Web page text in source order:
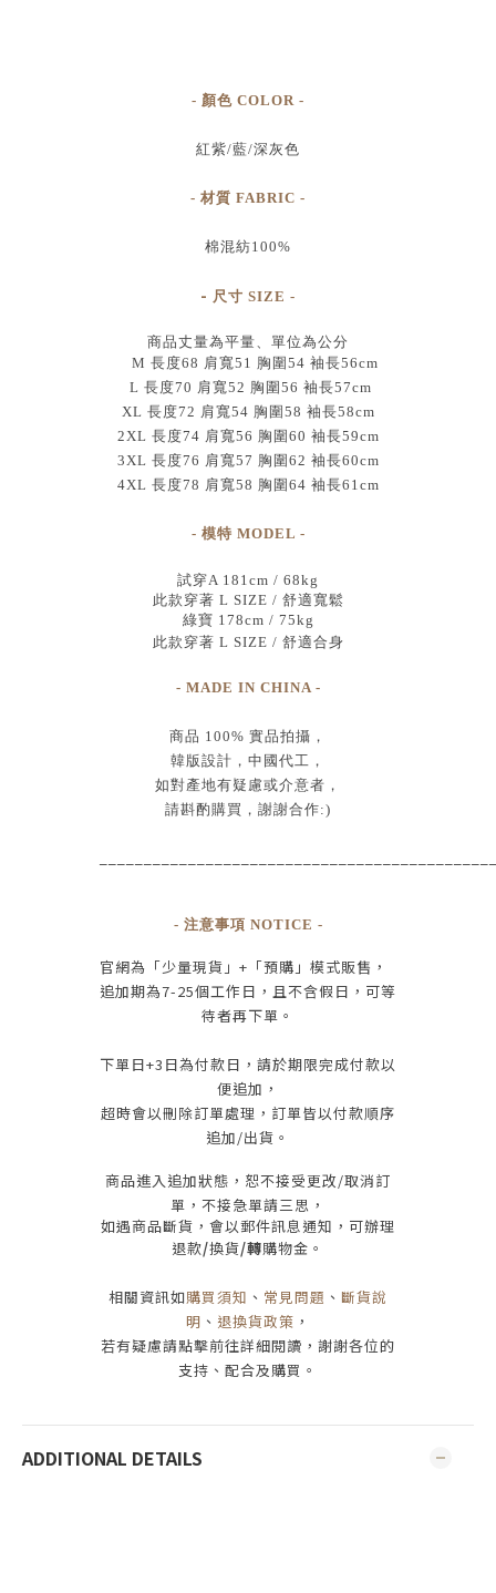
- 顏色 COLOR -
紅紫/藍/深灰色
- 材質 FABRIC -
棉混紡100%
- 尺寸 SIZE -
商品丈量為平量、單位為公分
M 長度68 肩寬51 胸圍54 袖長56cm
L 長度70 肩寬52 胸圍56 袖長57cm
XL 長度72 肩寬54 胸圍58 袖長58cm
2XL 長度74 肩寬56 胸圍60 袖長59cm
3XL 長度76 肩寬57 胸圍62 袖長60cm
4XL 長度78 肩寬58 胸圍64 袖長61cm
- 模特 MODEL -
試穿A 181cm / 68kg
此款穿著 L SIZE / 舒適寬鬆
綠寶 178cm / 75kg
此款穿著 L SIZE / 舒適合身
- MADE IN CHINA -
商品 100% 實品拍攝 ，
韓版設計，中國代工 ，
如對產地有疑慮或介意者，
請斟酌購買， 謝謝合作:)
- 注意事項 NOTICE -
官網為 「少量現貨」+ 「預購」模式販售，
追加期為7-25個工作日 ，且不含假日 ， 可等
待者再下單 。
下單日+3 日為付款日，請於期限完成付款以
便追加，
超時會以刪除訂單處理，訂單皆以付款順序
追加/出貨 。
商品進入追加狀態，恕不接受更改/取消訂
單， 不接急單請三思 ，
如遇商品斷貨，會以郵件訊息通知，可辦理
退款/換貨/轉購物金。
相關資訊如購買須知 、 常見問題 、 斷貨說
明 、 退換貨政策 ，
若有疑慮請點擊前往詳細閱讀，謝謝各位的
支持、配合及購買 。
ADDITIONAL DETAILS